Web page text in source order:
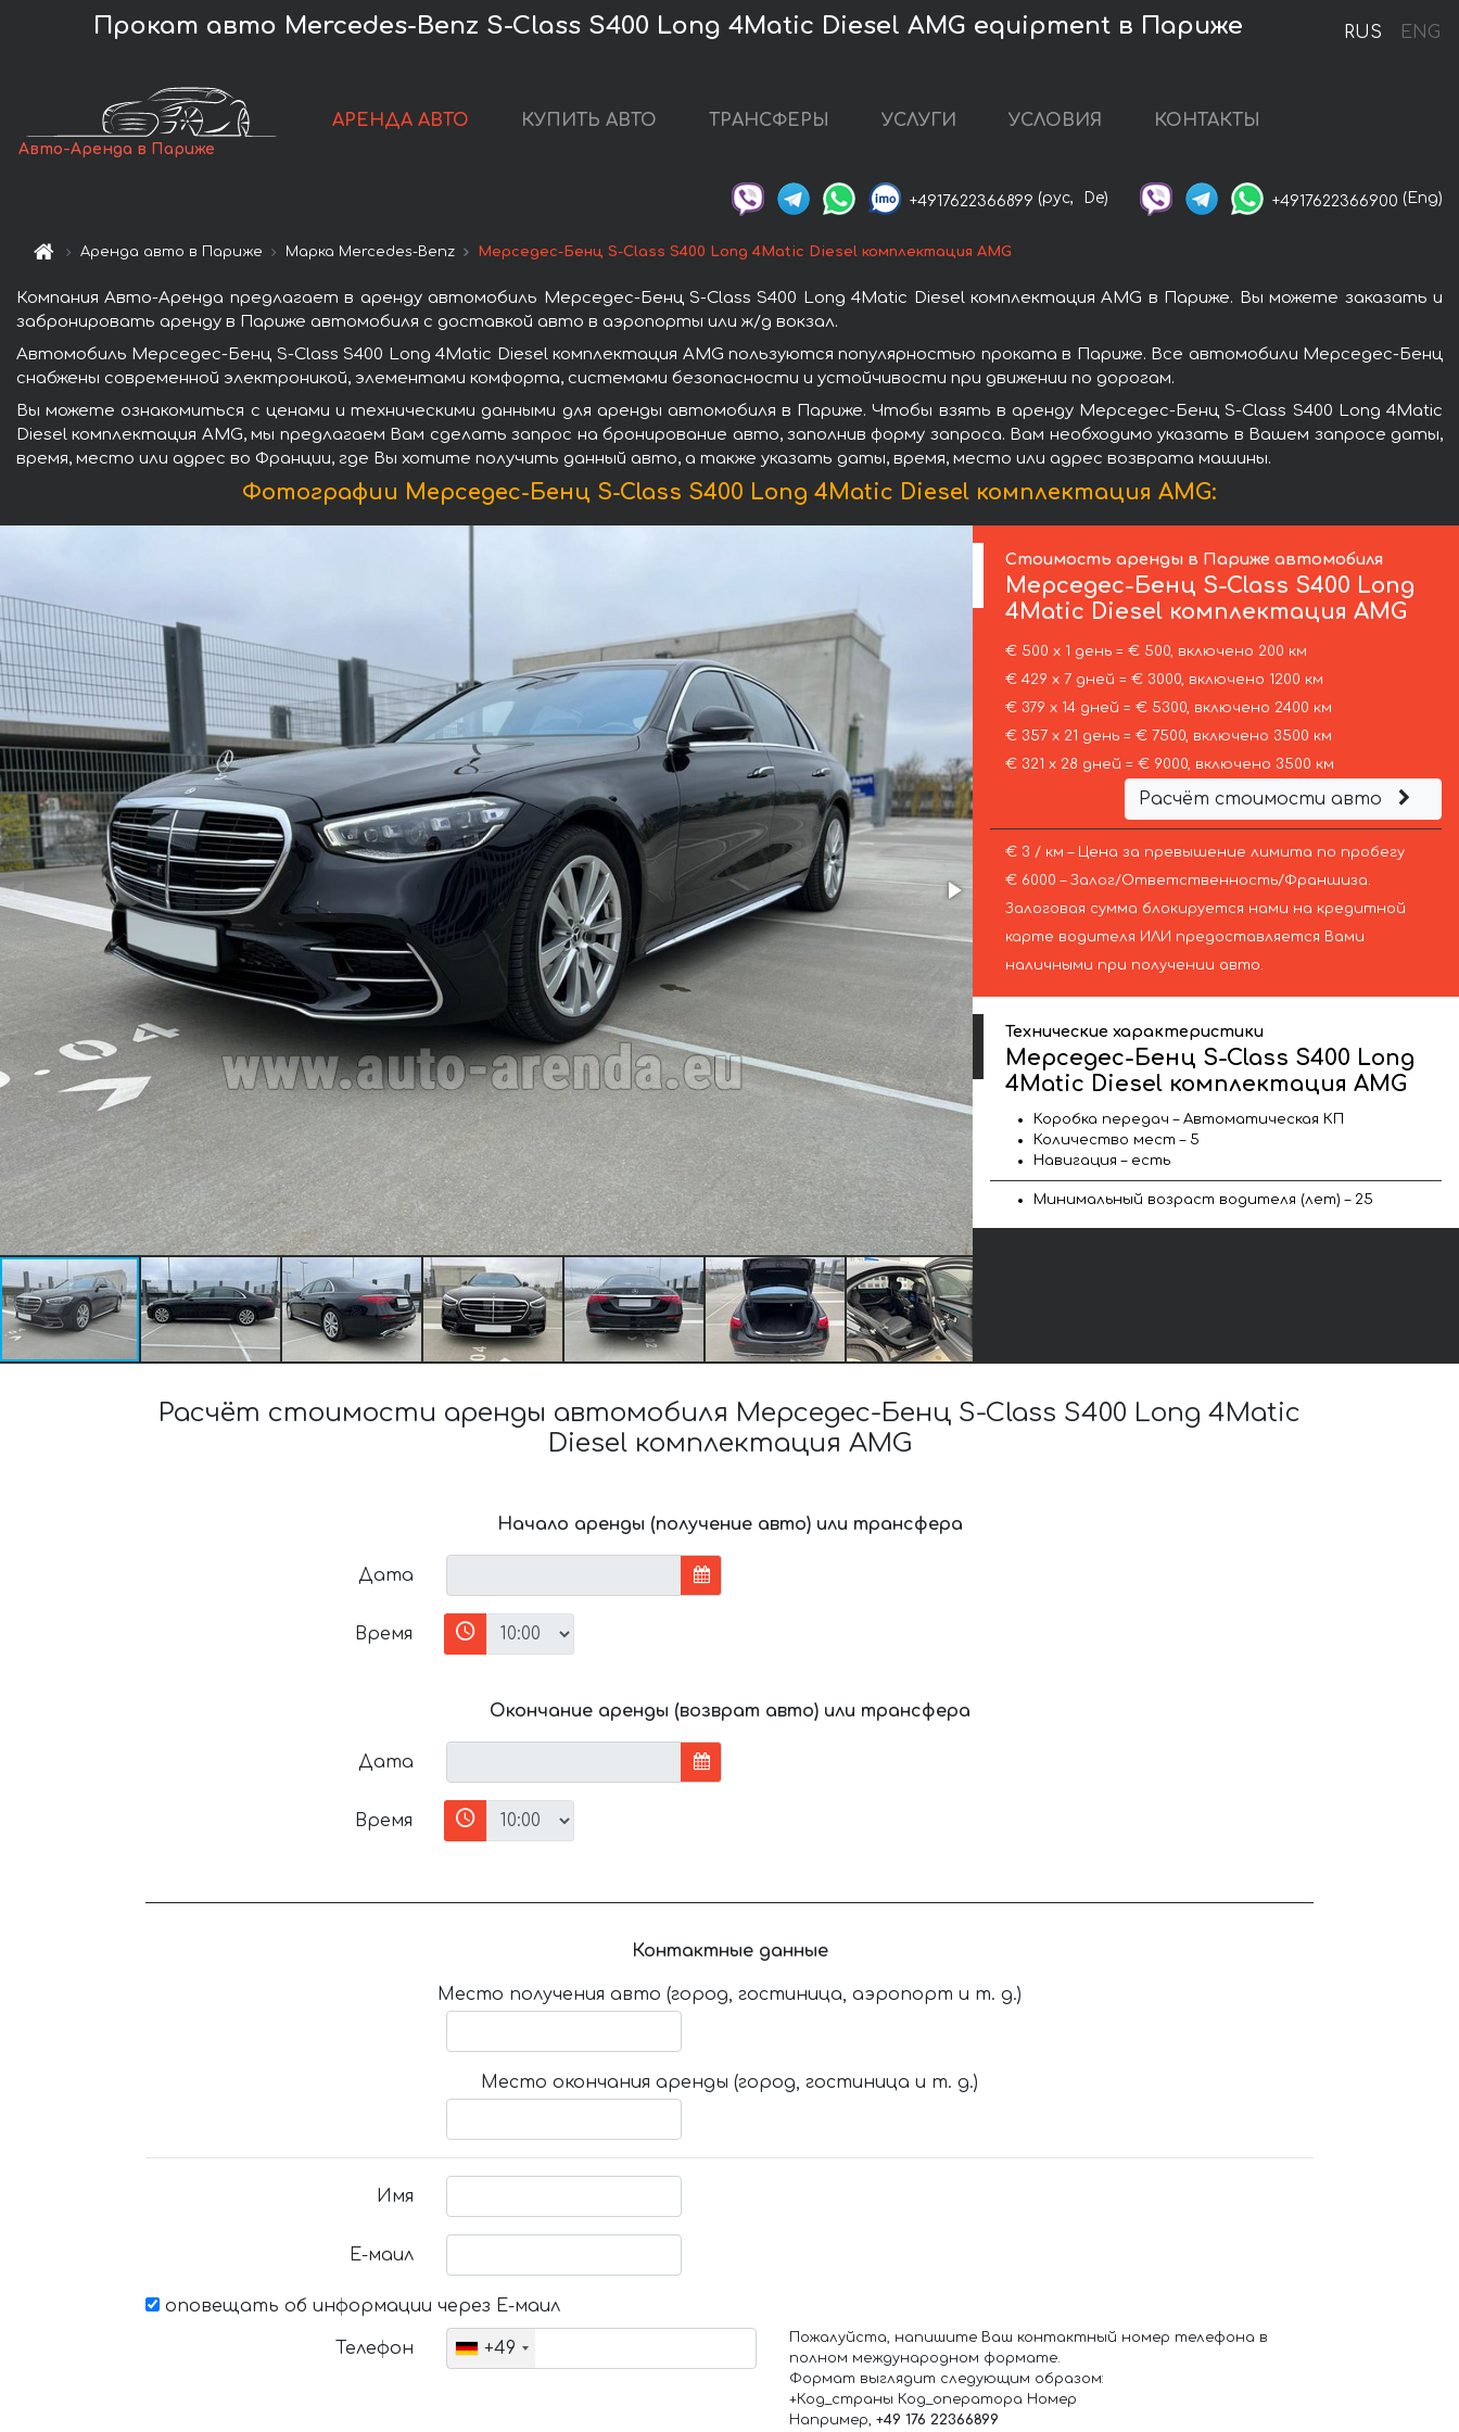
RUS ENG
Прокат авто Mercedes-Benz S-Class S400 Long 4Matic Diesel AMG equipment в Париже
Авто-Аренда в Париже
АРЕНДА АВТО КУПИТЬ АВТО ТРАНСФЕРЫ УСЛУГИ УСЛОВИЯ КОНТАКТЫ
+4917622366899 (рус, De) +4917622366900 (Eng)
Аренда авто в Париже Марка Mercedes-Benz Мерседес-Бенц S-Class S400 Long 4Matic Diesel комплектация AMG
Компания Авто-Аренда предлагает в аренду автомобиль Мерседес-Бенц S-Class S400 Long 4Matic Diesel комплектация AMG в Париже. Вы можете заказать и
забронировать аренду в Париже автомобиля с доставкой авто в аэропорты или ж/д вокзал.
Автомобиль Мерседес-Бенц S-Class S400 Long 4Matic Diesel комплектация AMG пользуются популярностью проката в Париже. Все автомобили Мерседес-Бенц
снабжены современной электроникой, элементами комфорта, системами безопасности и устойчивости при движении по дорогам.
Вы можете ознакомиться с ценами и техническими данными для аренды автомобиля в Париже. Чтобы взять в аренду Мерседес-Бенц S-Class S400 Long 4Matic
Diesel комплектация AMG, мы предлагаем Вам сделать запрос на бронирование авто, заполнив форму запроса. Вам необходимо указать в Вашем запросе даты,
время, место или адрес во Франции, где Вы хотите получить данный авто, а также указать даты, время, место или адрес возврата машины.
Фотографии Мерседес-Бенц S-Class S400 Long 4Matic Diesel комплектация AMG:
Стоимость аренды в Париже автомобиля
Мерседес-Бенц S-Class S400 Long
4Matic Diesel комплектация AMG
€ 500 х 1 день = € 500, включено 200 км
€ 429 х 7 дней = € 3000, включено 1200 км
€ 379 х 14 дней = € 5300, включено 2400 км
€ 357 х 21 день = € 7500, включено 3500 км
€ 321 х 28 дней = € 9000, включено 3500 км
Расчёт стоимости авто
€ 3 / км – Цена за превышение лимита по пробегу
€ 6000 – Залог/Ответственность/Франшиза.
Залоговая сумма блокируется нами на кредитной
карте водителя ИЛИ предоставляется Вами
наличными при получении авто.
Технические характеристики
Мерседес-Бенц S-Class S400 Long
4Matic Diesel комплектация AMG
Коробка передач – Автоматическая КП
Количество мест – 5
Навигация – есть
Минимальный возраст водителя (лет) – 25
Расчёт стоимости аренды автомобиля Мерседес-Бенц S-Class S400 Long 4Matic
Diesel комплектация AMG
Начало аренды (получение авто) или трансфера
Дата
Время
Окончание аренды (возврат авто) или трансфера
Дата
Время
Контактные данные
Место получения авто (город, гостиница, аэропорт и т. д.)
Место окончания аренды (город, гостиница и т. д.)
Имя
Е-маил
оповещать об информации через Е-маил
Телефон +49
Пожалуйста, напишите Ваш контактный номер телефона в
полном международном формате.
Формат выглядит следующим образом:
+Код_страны Код_оператора Номер
Например, +49 176 22366899